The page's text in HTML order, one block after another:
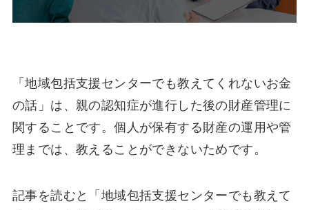
「地域包括支援センターでも教えてくれないお金
の話」は、親の認知症が進行した後の財産管理に
関することです。個人が保有する財産の運用や管
理までは、教えることができないためです。
記事を読むと「地域包括支援センターでも教えて